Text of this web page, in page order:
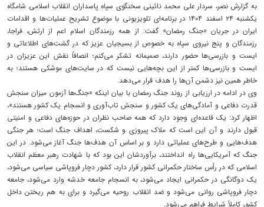
به گزارش نصر، سردار علی محمد نائینی سخنگوی سپاه پاسداران انقلاب اسلامی شامگاه
یکشنبه ۲۴ اسفند ۱۴۰۴ در برنامه‌ای تلویزیونی با موضوع تشریح عملیات‌ها و اقدامات
ایران در جریان «جنگ رمضان» گفت: از همه رزمندگان اسلام اعم از ارتش، فراجا،
رزمندگان و پنج نیروی سپاه به خصوص از بسیجیان عزیز که در گشت‌های اطلاعاتی و
ایست و بازرسی‌ها حضور دارند، صمیمانه تشکر می‌کنم؛ انصافاً نقش این عزیزان در
ایست و بازرسی‌ها کمتر از این بچه‌هایی نیست که در سایت‌های موشکی هستند؛ به
خاطر همین نیز دشمن آن‌ها را هدف قرار می‌دهد.
وی در ادامه در ارزیابی از روند جنگ رمضان با بیان اینکه «جنگ‌ها آزمون میزان سنجش
قدرت دفاعی و آمادگی‌های یک کشور و سنجش تاب‌آوری و انسجام یک کشور هستند»،
اظهار کرد: یک قاعده‌ای وجود دارد که همه صاحب نظران در حوزه‌های دفاعی و امنیتی
قبول دارند و آن این است که ملاک پیروزی و شکست، اهداف جنگ است؛ هر جنگی
هدف‌هایی و طرح‌های عملیاتی دارد و بر اساس آن هدف‌ها جنگ آغاز می‌شود. در این
جنگ که آمریکایی‌ها راه انداختند، برآوردشان این بود که با شهادت رهبر معظم انقلاب
اسلامی که در رأس ساختار حکمرانی کشور قرار دارد، کشور دچار فروپاشی سیاسی می‌شود،
یک دوگانگی در حکمرانی ایجاد می‌شود، به انسجام جامعه خدشه وارد می‌شود، جامعه
دچار فروپاشی روانی می‌شود و ضد انقلاب روحیه می‌گیرد و برای به هم ریختن داخل
کشور کاملاً شرایط فراهم می‌شود.